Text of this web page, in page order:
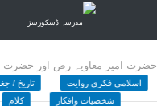
حضرت امیر معاویہ رض اور
اسلامی فکری روایت
تاریخ /
شخصیات وافکار
کلام